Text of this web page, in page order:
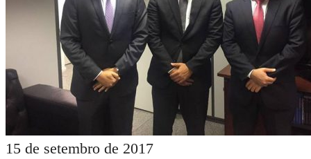
15 de setembro de 2017